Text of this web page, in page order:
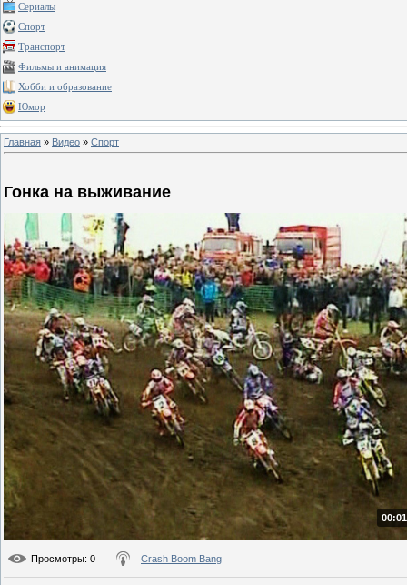
Сериалы
Спорт
Транспорт
Фильмы и анимация
Хобби и образование
Юмор
Главная » Видео » Спорт
Гонка на выживание
Просмотры: 0 Crash Boom Bang